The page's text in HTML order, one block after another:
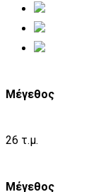
Μέγεθος
26 τ.μ.
Μέγεθος